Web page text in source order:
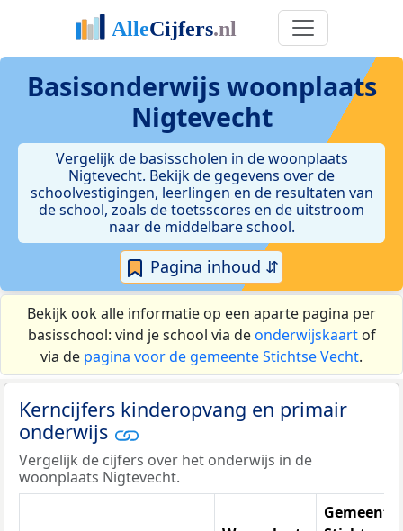
Basisonderwijs woonplaats
Nigtevecht
Vergelijk de basisscholen in de woonplaats
Nigtevecht. Bekijk de gegevens over de
schoolvestigingen, leerlingen en de resultaten van
de school, zoals de toetsscores en de uitstroom
naar de middelbare school.
Pagina inhoud ⇵
Bekijk ook alle informatie op een aparte pagina per
basisschool: vind je school via deonderwijskaartof
via de pagina voor de gemeente Stichtse Vecht.
Kerncijfers kinderopvang en primair
onderwijs
Vergelijk de cijfers over het onderwijs in de
woonplaats Nigtevecht.
Gemeente